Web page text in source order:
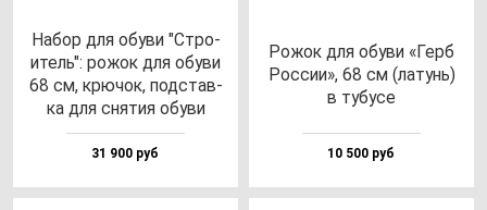
Набор для обу­ви "Стро­
итель": ро­жок для обу­ви
68 см, крю­чок, под­став­
ка для сня­тия обу­ви
31 900 руб
Рожок для обу­ви «Герб
Рос­сии», 68 см (ла­тунь)
в ту­бу­се
10 500 руб